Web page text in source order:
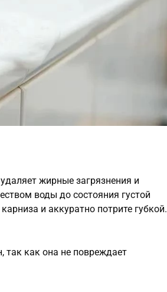
жирные загрязнения и
воды до состояния густой
и аккуратно потрите губкой.
так как она не повреждает